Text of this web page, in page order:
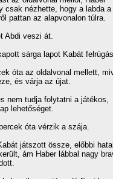
csak nézhette, hogy a labda a
pattan az alapvonalon túlra.
Abdi veszi át.
sárga lapot Kabát
óta az oldalvonal mellett,
és várja az újat.
nem tudja folytatni a játékos,
lehetőséget.
óta vérzik a szája.
játszott össze, előbbi
ám Haber lábbal nagy